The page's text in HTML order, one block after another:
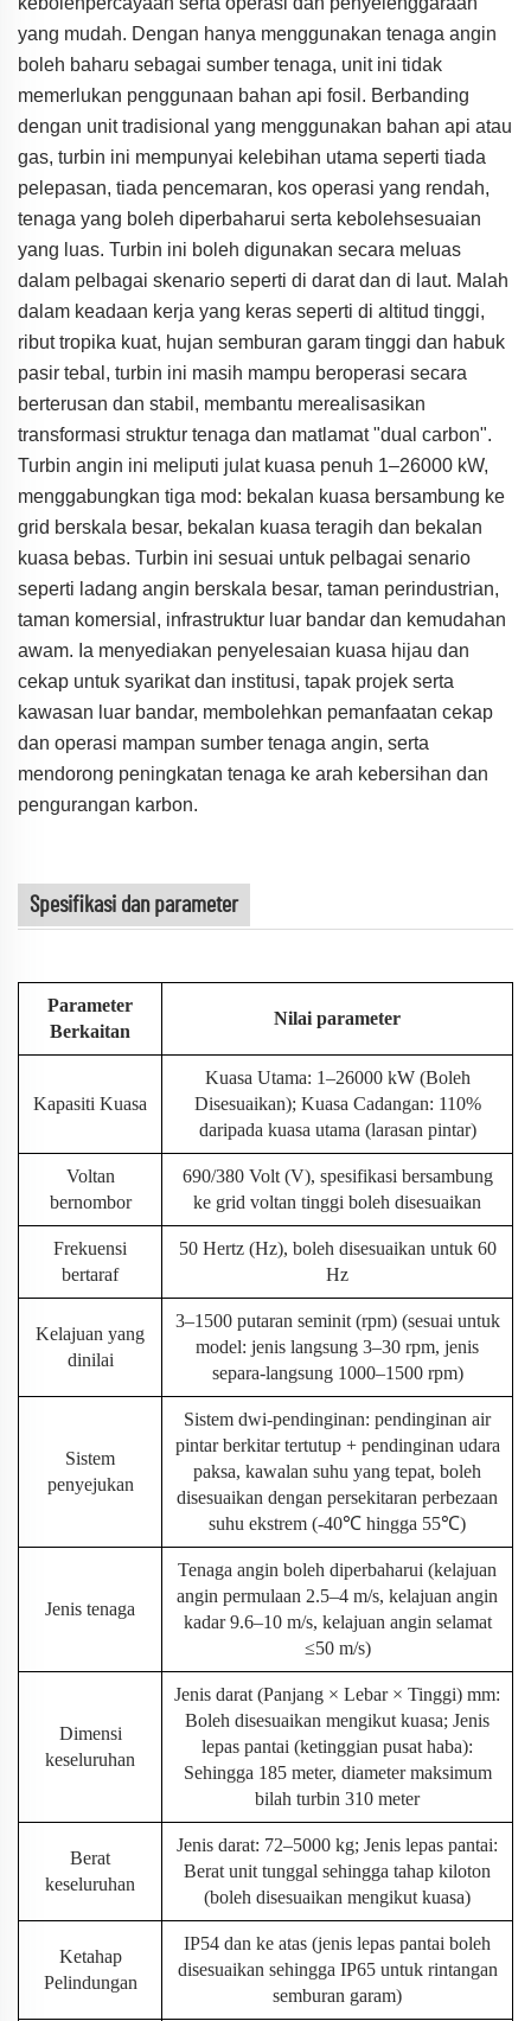
yang mudah. Dengan hanya menggunakan tenaga angin
boleh baharu sebagai sumber tenaga, unit ini tidak
memerlukan penggunaan bahan api fosil. Berbanding
dengan unit tradisional yang menggunakan bahan api atau
gas, turbin ini mempunyai kelebihan utama seperti tiada
pelepasan, tiada pencemaran, kos operasi yang rendah,
tenaga yang boleh diperbaharui serta kebolehsesuaian
yang luas. Turbin ini boleh digunakan secara meluas
dalam pelbagai skenario seperti di darat dan di laut. Malah
dalam keadaan kerja yang keras seperti di altitud tinggi,
ribut tropika kuat, hujan semburan garam tinggi dan habuk
pasir tebal, turbin ini masih mampu beroperasi secara
berterusan dan stabil, membantu merealisasikan
transformasi struktur tenaga dan matlamat "dual carbon".
Turbin angin ini meliputi julat kuasa penuh 1–26000 kW,
menggabungkan tiga mod: bekalan kuasa bersambung ke
grid berskala besar, bekalan kuasa teragih dan bekalan
kuasa bebas. Turbin ini sesuai untuk pelbagai senario
seperti ladang angin berskala besar, taman perindustrian,
taman komersial, infrastruktur luar bandar dan kemudahan
awam. Ia menyediakan penyelesaian kuasa hijau dan
cekap untuk syarikat dan institusi, tapak projek serta
kawasan luar bandar, membolehkan pemanfaatan cekap
dan operasi mampan sumber tenaga angin, serta
mendorong peningkatan tenaga ke arah kebersihan dan
pengurangan karbon.
Spesifikasi dan parameter
Parameter
Berkaitan
Nilai parameter
Kapasiti Kuasa
Kuasa Utama: 1–26000 kW (Boleh
Disesuaikan); Kuasa Cadangan: 110%
daripada kuasa utama (larasan pintar)
Voltan
bernombor
690/380 Volt (V), spesifikasi bersambung
ke grid voltan tinggi boleh disesuaikan
Frekuensi
bertaraf
50 Hertz (Hz), boleh disesuaikan untuk 60
Hz
Kelajuan yang
dinilai
3–1500 putaran seminit (rpm) (sesuai untuk
model: jenis langsung 3–30 rpm, jenis
separa-langsung 1000–1500 rpm)
Sistem
penyejukan
Sistem dwi-pendinginan: pendinginan air
pintar berkitar tertutup + pendinginan udara
paksa, kawalan suhu yang tepat, boleh
disesuaikan dengan persekitaran perbezaan
suhu ekstrem (-40℃ hingga 55℃)
Jenis tenaga
Tenaga angin boleh diperbaharui (kelajuan
angin permulaan 2.5–4 m/s, kelajuan angin
kadar 9.6–10 m/s, kelajuan angin selamat
≤50 m/s)
Dimensi
keseluruhan
Jenis darat (Panjang × Lebar × Tinggi) mm:
Boleh disesuaikan mengikut kuasa; Jenis
lepas pantai (ketinggian pusat haba):
Sehingga 185 meter, diameter maksimum
bilah turbin 310 meter
Berat
keseluruhan
Jenis darat: 72–5000 kg; Jenis lepas pantai:
Berat unit tunggal sehingga tahap kiloton
(boleh disesuaikan mengikut kuasa)
Ketahap
Pelindungan
IP54 dan ke atas (jenis lepas pantai boleh
disesuaikan sehingga IP65 untuk rintangan
semburan garam)